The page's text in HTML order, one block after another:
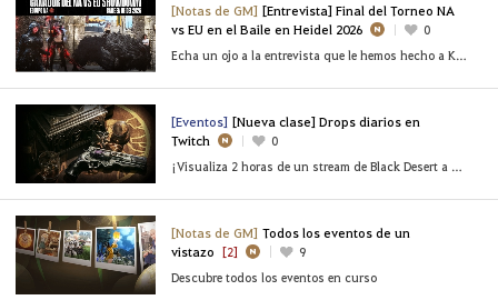
[Notas de GM] [Entrevista] Final del Torneo NA
vs EU en el Baile en Heidel 2026
0
Echa un ojo a la entrevista que le hemos hecho a Kozye, Calb y BelIy del [NA] Team FOMO
[Eventos] [Nueva clase] Drops diarios en
Twitch
0
¡Visualiza 2 horas de un stream de Black Desert a diario!
[Notas de GM] Todos los eventos de un
vistazo [2]
9
Descubre todos los eventos en curso